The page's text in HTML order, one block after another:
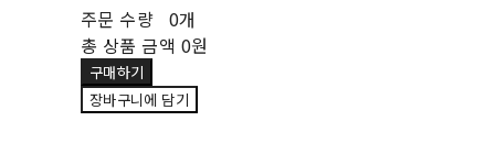
주문 수량 0개
총 상품 금액 0원
구매하기
장바구니에 담기